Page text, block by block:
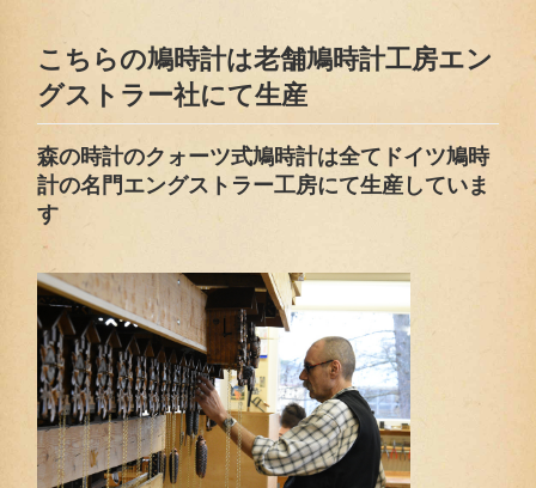
こちらの鳩時計は老舗鳩時計工房エン
グストラー社にて生産
森の時計のクォーツ式鳩時計は全てドイツ鳩時
計の名門エングストラー工房にて生産していま
す